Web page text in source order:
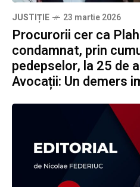
JUSTIȚIE 23 martie 2026
Procurorii cer ca
condamnat, prin
pedepselor, la 25 de
Avocații: Un demers